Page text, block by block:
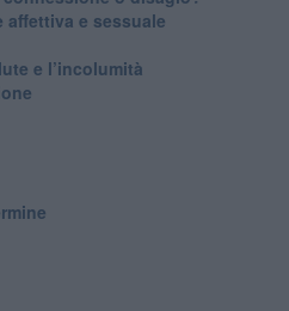
affettiva e sessuale
e l’incolumità